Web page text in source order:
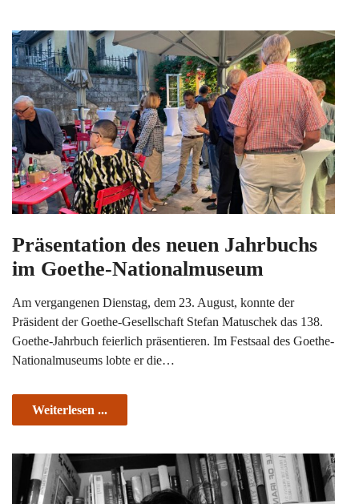
Präsentation des neuen Jahrbuchs
im Goethe-Nationalmuseum
Am vergangenen Dienstag, dem 23. August, konnte der
Präsident der Goethe-Gesellschaft Stefan Matuschek das 138.
Goethe-Jahrbuch feierlich präsentieren. Im Festsaal des Goethe-
Nationalmuseums lobte er die…
Weiterlesen ...